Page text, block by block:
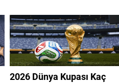
2026 Dünya Kupası Kaç